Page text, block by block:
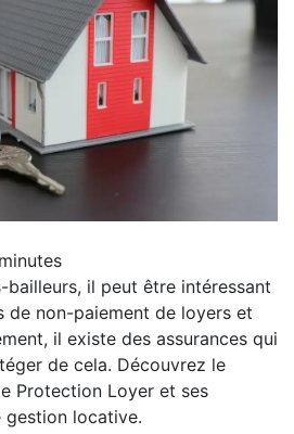
minutes
bailleurs, il peut être intéressant
de non-paiement de loyers et
il existe des assurances qui
de cela. Découvrez le
Protection Loyer et ses
locative.